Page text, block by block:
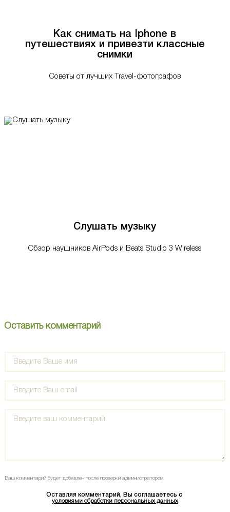
Как снимать на Iphone в
путешествиях и привезти классные
снимки
Советы от лучших Travel-фотографов
Слушать музыку
Обзор наушников AirPods и Beats Studio 3 Wireless
Оставить комментарий
Ваш комментарий будет добавлен после проверки администратором
Оставляя комментарий, Вы соглашаетесь с
условиями обработки персональных данных